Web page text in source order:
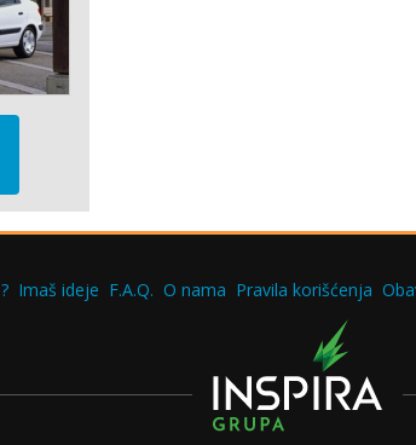
Imaš ideje F.A.Q. O nama Pravila korišćenja